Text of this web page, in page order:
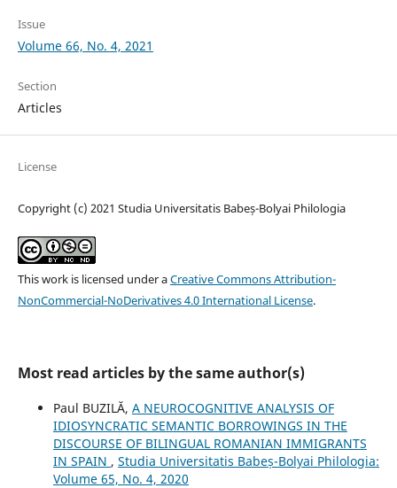
Issue
Volume 66, No. 4, 2021
Section
Articles
License
Copyright (c) 2021 Studia Universitatis Babeș-Bolyai Philologia
This work is licensed under aCreative Commons Attribution-
NonCommercial-NoDerivatives 4.0 International License.
Most read articles by the same author(s)
Paul BUZILĂ, A NEUROCOGNITIVE ANALYSIS OF
IDIOSYNCRATIC SEMANTIC BORROWINGS IN THE
DISCOURSE OF BILINGUAL ROMANIAN IMMIGRANTS
IN SPAIN , Studia Universitatis Babeș-Bolyai Philologia:
Volume 65, No. 4, 2020